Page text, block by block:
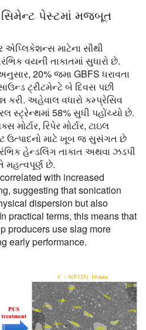
પેસ્ટમાં મજબૂત
એપ્લિકેશન્સ માટેના સૌથી
વયની તાકાતમાં સુધારો છે.
20% જમા GBFS ધરાવતા
ટ્રીટમેન્ટે બે દિવસ પછી
કરી. અહેવાલ વધારો કમ્પ્રેસિવ
સ્ટ્રેન્થમાં 58% સુધી પહોંચ્યો છે.
રિપેર મોર્ટાર, ટાઇલ
માટે ખૂબ જ સુસંગત છે
હેન્ડલિંગ તાકાત અથવા ઝડપી
મહત્વપૂર્ણ છે.
with increased
suggesting that sonication
dispersion but also
practical terms, this means that
producers use slag more
early performance.